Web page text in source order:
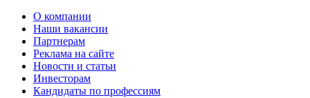
О компании
Наши вакансии
Партнерам
Реклама на сайте
Новости и статьи
Инвесторам
Кандидаты по профессиям